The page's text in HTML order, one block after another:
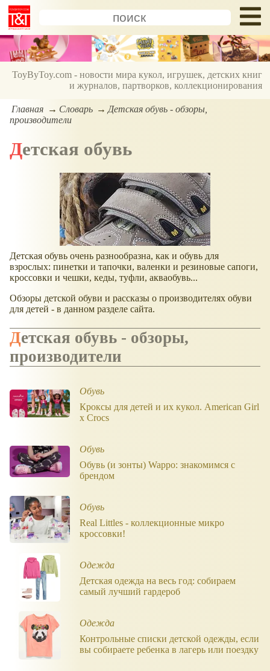
ToyByToy.com - новости мира кукол, игрушек, детских книг
и журналов, партворков, коллекционирования
Главная Словарь
Детская обувь - обзоры,
производители
Детская обувь
Детская обувь очень разнообразна, как и обувь для
взрослых: пинетки и тапочки, валенки и резиновые сапоги,
кроссовки и чешки, кеды, туфли, акваобувь...
Обзоры детской обуви и рассказы о производителях обуви
для детей - в данном разделе сайта.
Детская обувь - обзоры,
производители
Обувь
Кроксы для детей и их кукол. American Girl
х Crocs
Обувь
Обувь (и зонты) Wappo: знакомимся с
брендом
Обувь
Real Littles - коллекционные микро
кроссовки!
Одежда
Детская одежда на весь год: собираем
самый лучший гардероб
Одежда
Контрольные списки детской одежды, если
вы собираете ребенка в лагерь или поездку